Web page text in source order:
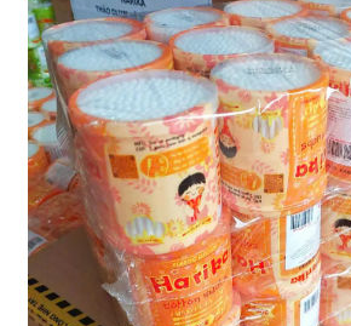
My account
Privacy Policy
Shop
Thanh toán
Về chúng tôi